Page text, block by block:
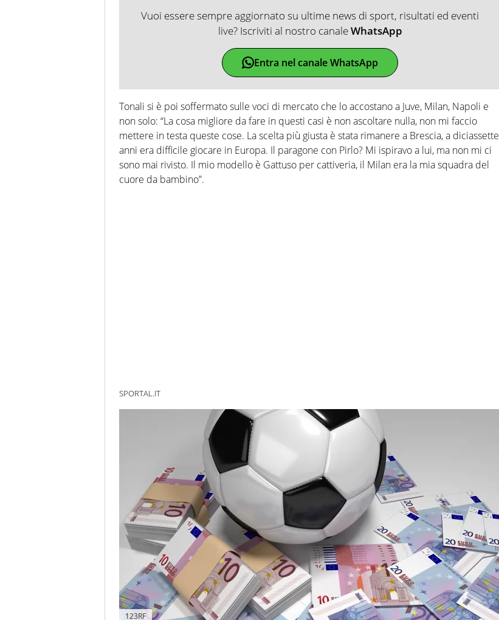
Vuoi essere sempre aggiornato su ultime news di sport, risultati ed eventi
live? Iscriviti al nostro canaleWhatsApp
Entra nel canale WhatsApp
Tonali si è poi soffermato sulle voci di mercato che lo accostano a Juve, Milan, Napoli e
non solo: “La cosa migliore da fare in questi casi è non ascoltare nulla, non mi faccio
mettere in testa queste cose. La scelta più giusta è stata rimanere a Brescia, a diciassette
anni era difficile giocare in Europa. Il paragone con Pirlo? Mi ispiravo a lui, ma non mi ci
sono mai rivisto. Il mio modello è Gattuso per cattiveria, il Milan era la mia squadra del
cuore da bambino”.
SPORTAL.IT
123RF